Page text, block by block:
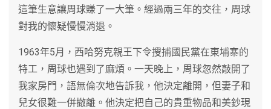
這筆生意讓周球賺了一大筆。經過兩三年的交往，周球
對我的懷疑慢慢消退。
1963年5月，西哈努克親王下令搜捕國民黨在東埔寨的
特工，周球也遇到了麻煩。一天晚上，周球忽然敲開了
我家房門，語無倫次地告訴我，他決定離開，但妻子和
兒女很難一併撤離。他決定把自己的貴重物品和美鈔現